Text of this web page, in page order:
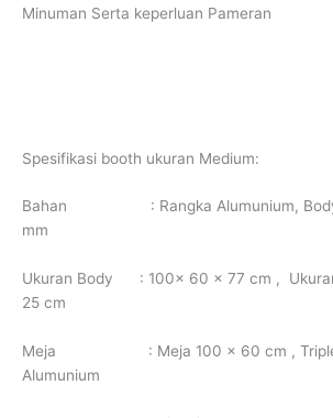
Minuman Serta keperluan Pameran
Spesifikasi booth ukuran Medium:
Bahan : Rangka Alumunium, Body
mm
Ukuran Body : 100x 60 x 77 cm ,
25 cm
Meja : Meja 100 x 60 cm , Triplek
Alumunium